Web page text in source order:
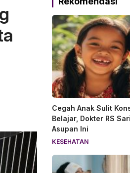
Cegah Anak Sulit
Belajar, Dokter RS
Asupan Ini
KESEHATAN